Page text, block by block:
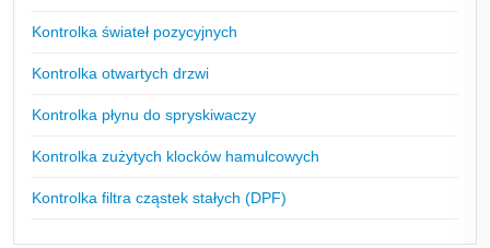
Kontrolka świateł pozycyjnych
Kontrolka otwartych drzwi
Kontrolka płynu do spryskiwaczy
Kontrolka zużytych klocków hamulcowych
Kontrolka filtra cząstek stałych (DPF)